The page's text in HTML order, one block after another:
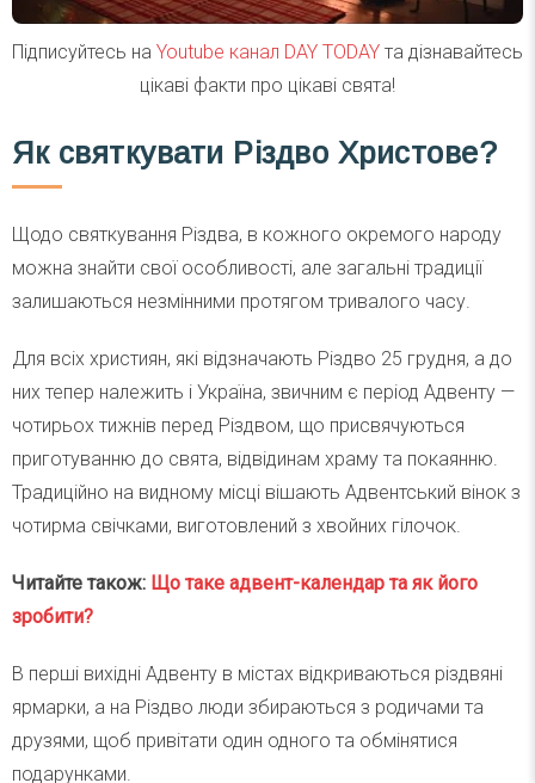
Підписуйтесь на Youtube канал DAY TODAY та дізнавайтесь
цікаві факти про цікаві свята!
Як святкувати Різдво Христове?
Щодо святкування Різдва, в кожного окремого народу
можна знайти свої особливості, але загальні традиції
залишаються незмінними протягом тривалого часу.
Для всіх християн, які відзначають Різдво 25 грудня, а до
них тепер належить і Україна, звичним є період Адвенту —
чотирьох тижнів перед Різдвом, що присвячуються
приготуванню до свята, відвідинам храму та покаянню.
Традиційно на видному місці вішають Адвентський вінок з
чотирма свічками, виготовлений з хвойних гілочок.
Читайте також: Що таке адвент-календар та як його
зробити?
В перші вихідні Адвенту в містах відкриваються різдвяні
ярмарки, а на Різдво люди збираються з родичами та
друзями, щоб привітати один одного та обмінятися
подарунками.